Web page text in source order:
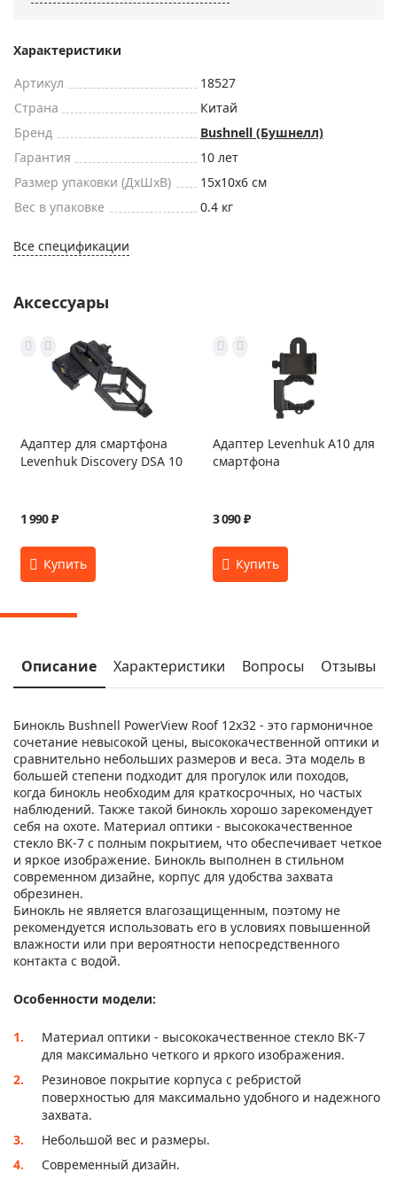
Характеристики
Артикул
18527
Страна
Китай
Бренд
Bushnell (Бушнелл)
Гарантия
10 лет
Размер упаковки (ДxШxВ)
15x10x6 см
Вес в упаковке
0.4 кг
Все спецификации
Аксессуары
Адаптер для смартфона
Levenhuk Discovery DSA 10
1 990 ₽
Адаптер Levenhuk A10 для
смартфона
3 090 ₽
Описание Характеристики Вопросы Отзывы
Бинокль Bushnell PowerView Roof 12х32 - это гармоничное
сочетание невысокой цены, высококачественной оптики и
сравнительно небольших размеров и веса. Эта модель в
большей степени подходит для прогулок или походов,
когда бинокль необходим для краткосрочных, но частых
наблюдений. Также такой бинокль хорошо зарекомендует
себя на охоте. Материал оптики - высококачественное
стекло BK-7 с полным покрытием, что обеспечивает четкое
и яркое изображение. Бинокль выполнен в стильном
современном дизайне, корпус для удобства захвата
обрезинен.
Бинокль не является влагозащищенным, поэтому не
рекомендуется использовать его в условиях повышенной
влажности или при вероятности непосредственного
контакта с водой.
Особенности модели:
Материал оптики - высококачественное стекло BK-7
для максимально четкого и яркого изображения.
Резиновое покрытие корпуса с ребристой
поверхностью для максимально удобного и надежного
захвата.
Небольшой вес и размеры.
Современный дизайн.